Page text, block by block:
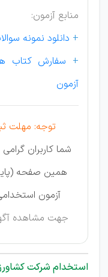
منابع آزمون:
+ دانلود نمونه
+ سفارش کتاب
آزمون
توجه: مهلت
شما کاربران
همین صفحه
آزمون
جهت مشاهده
استخدام شرکت